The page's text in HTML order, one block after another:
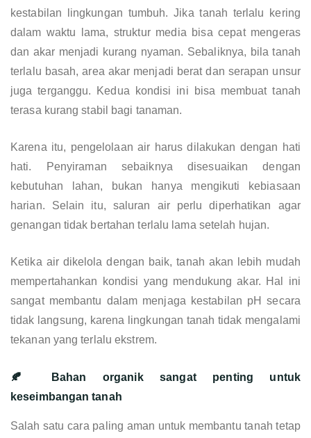
kestabilan lingkungan tumbuh. Jika tanah terlalu kering
dalam waktu lama, struktur media bisa cepat mengeras
dan akar menjadi kurang nyaman. Sebaliknya, bila tanah
terlalu basah, area akar menjadi berat dan serapan unsur
juga terganggu. Kedua kondisi ini bisa membuat tanah
terasa kurang stabil bagi tanaman.
Karena itu, pengelolaan air harus dilakukan dengan hati
hati. Penyiraman sebaiknya disesuaikan dengan
kebutuhan lahan, bukan hanya mengikuti kebiasaan
harian. Selain itu, saluran air perlu diperhatikan agar
genangan tidak bertahan terlalu lama setelah hujan.
Ketika air dikelola dengan baik, tanah akan lebih mudah
mempertahankan kondisi yang mendukung akar. Hal ini
sangat membantu dalam menjaga kestabilan pH secara
tidak langsung, karena lingkungan tanah tidak mengalami
tekanan yang terlalu ekstrem.
🍂 Bahan organik sangat penting untuk
keseimbangan tanah
Salah satu cara paling aman untuk membantu tanah tetap